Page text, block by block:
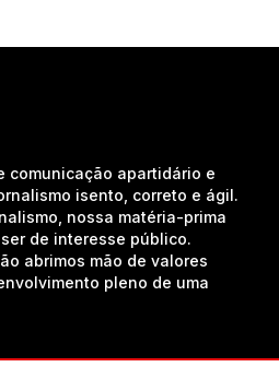
comunicação apartidário e
isento, correto e ágil.
nossa matéria-prima
de interesse público.
abrimos mão de valores
pleno de uma